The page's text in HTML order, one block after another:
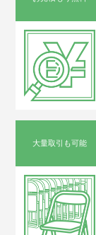
大量取引も可能